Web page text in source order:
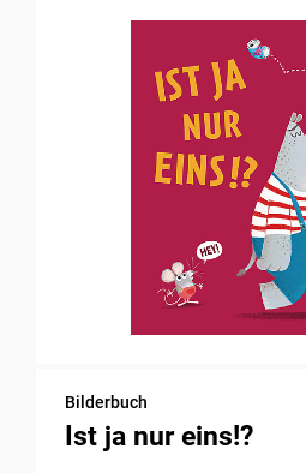
Bilderbuch
Ist ja nur eins!?